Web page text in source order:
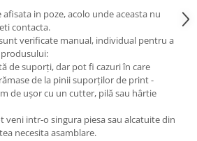
in poze, acolo unde aceasta nu
contacta.
verificate manual, individual pentru a
de suporți, dar pot fi cazuri în care
de la pinii suporților de print -
de ușor cu un cutter, pilă sau hârtie
veni intr-o singura piesa sau alcatuite din
necesita asamblare.